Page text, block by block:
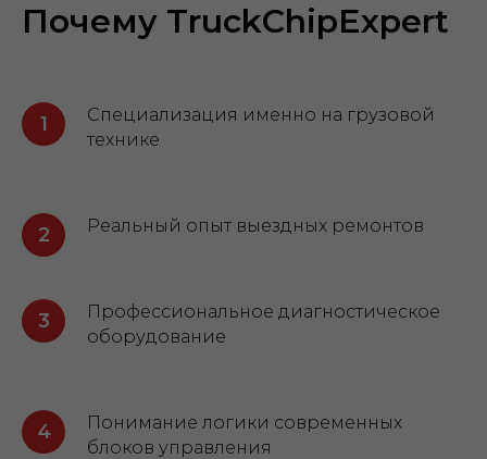
Почему TruckChipExpert
Специализация именно на грузовой
технике
Реальный опыт выездных ремонтов
Профессиональное диагностическое
оборудование
Понимание логики современных
блоков управления